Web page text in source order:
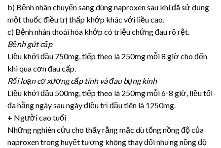
b) Bệnh nhân chuyển sang dùng naproxen sau khi đã sử dụng
một thuốc điều trị thấp khớp khác với liều cao.
c) Bệnh nhân thoái hóa khớp có triệu chứng đau rõ rệt.
Bệnh gút cấp
Liều khởi đầu 750mg, tiếp theo là 250mg mỗi 8 giờ cho đến
khi qua cơn đau cấp.
Rối loạn cơ xương cấp tính và đau bụng kinh
Liều khởi đầu 500mg, tiếp theo là 250mg mỗi 6-8 giờ, liều tối
đa hằng ngày sau ngày điều trị đầu tiên là 1250mg.
+ Người cao tuổi
Những nghiên cứu cho thấy rằng mặc dù tổng nồng độ của
naproxen trong huyết tương không thay đổi nhưng nồng độ